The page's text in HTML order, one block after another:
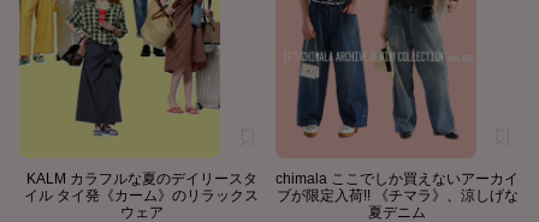
KALM カラフルな夏のデイリースタ
イル タイ発《カーム》のリラックス
ウェア
chimala ここでしか買えないアーカイ
ブが限定入荷!! 《チマラ》、涼しげな
夏デニム